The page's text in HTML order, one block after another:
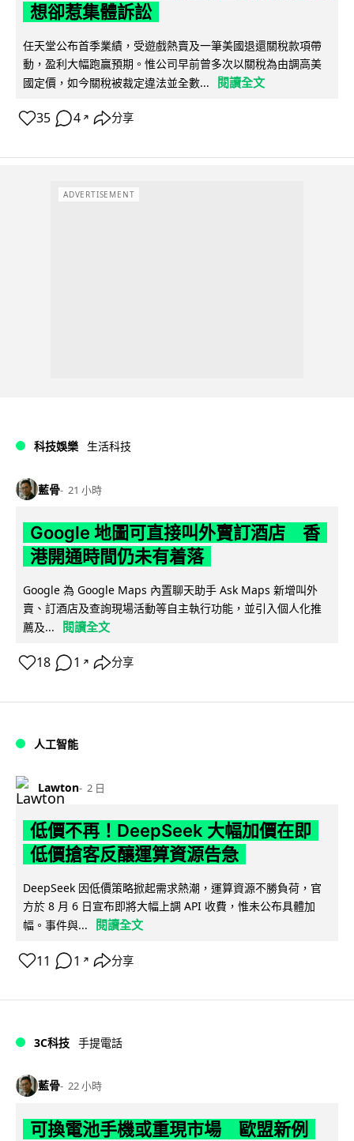
想卻惹集體訴訟
任天堂公布首季業績，受遊戲熱賣及一筆美國退還關稅款項帶
動，盈利大幅跑贏預期。惟公司早前曾多次以關稅為由調高美
國定價，如今關稅被裁定違法並全數...
閱讀全文
35 4 ↗ 分享
ADVERTISEMENT
科技娛樂 生活科技
藍骨 21 小時
Google 地圖可直接叫外賣訂酒店 香
港開通時間仍未有着落
Google 為 Google Maps 內置聊天助手 Ask Maps 新增叫外
賣、訂酒店及查詢現場活動等自主執行功能，並引入個人化推
薦及...
閱讀全文
18 1 ↗ 分享
人工智能
Lawton 2 日
低價不再！DeepSeek 大幅加價在即
低價搶客反釀運算資源告急
DeepSeek 因低價策略掀起需求熱潮，運算資源不勝負荷，官
方於 8 月 6 日宣布即將大幅上調 API 收費，惟未公布具體加
幅。事件與...
閱讀全文
11 1 ↗ 分享
3C科技 手提電話
藍骨 22 小時
可換電池手機或重現市場 歐盟新例